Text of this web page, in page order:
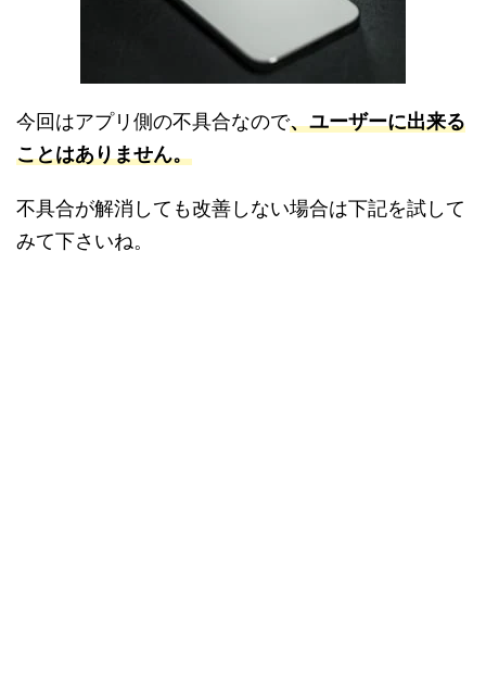
今回はアプリ側の不具合なので、ユーザーに出来る
ことはありません。
不具合が解消しても改善しない場合は下記を試して
みて下さいね。